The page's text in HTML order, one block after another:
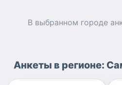
В выбранном городе
Анкеты в регионе: